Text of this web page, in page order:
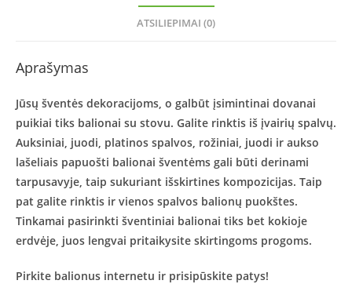
ATSILIEPIMAI (0)
Aprašymas
Jūsų šventės dekoracijoms, o galbūt įsimintinai dovanai
puikiai tiks balionai su stovu. Galite rinktis iš įvairių spalvų.
Auksiniai, juodi, platinos spalvos, rožiniai, juodi ir aukso
lašeliais papuošti balionai šventėms gali būti derinami
tarpusavyje, taip sukuriant išskirtines kompozicijas. Taip
pat galite rinktis ir vienos spalvos balionų puokštes.
Tinkamai pasirinkti šventiniai balionai tiks bet kokioje
erdvėje, juos lengvai pritaikysite skirtingoms progoms.
Pirkite balionus internetu ir prisipūskite patys!